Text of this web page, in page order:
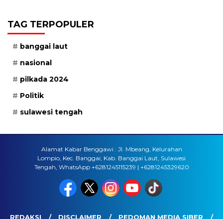
TAG TERPOPULER
banggai laut
nasional
pilkada 2024
Politik
sulawesi tengah
Alamat Kabar Benggawi : Jl. Mbeang, Kelurahan
Lompio, Kec. Banggai, Kab. Banggai Laut, Sulawesi
Tengah, WhatsApp +6281245115239 | +6281245329620
REDAKSI DISCLAIMER PEDOMAN MEDIA SIBER